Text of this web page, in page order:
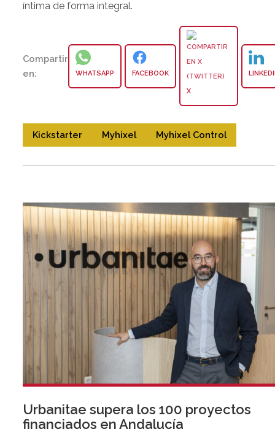
íntima de forma integral.
Compartir
en:
WHATSAPP FACEBOOK
X
Kickstarter Myhixel Myhixel Control
Urbanitae supera los 100 proyectos
financiados en Andalucía